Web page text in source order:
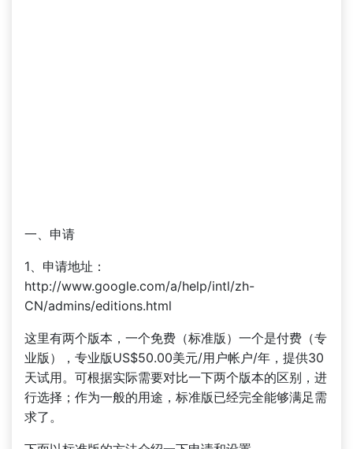
一、申请
1、申请地址：
http://www.google.com/a/help/intl/zh-
CN/admins/editions.html
这里有两个版本，一个免费（标准版）一个是付费（专
业版），专业版US$50.00美元/用户帐户/年，提供30
天试用。可根据实际需要对比一下两个版本的区别，进
行选择；作为一般的用途，标准版已经完全能够满足需
求了。